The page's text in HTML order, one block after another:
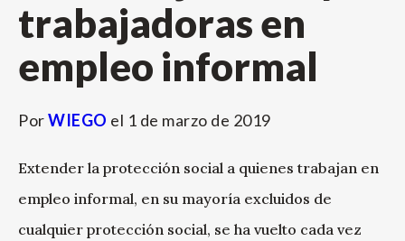
trabajadoras en
empleo informal
PorWIEGO el 1 de marzo de 2019
Extender la protección social a quienes trabajan en
empleo informal, en su mayoría excluidos de
cualquier protección social, se ha vuelto cada vez